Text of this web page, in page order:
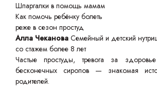
Шпаргалки в помощь мамам
Как помочь ребёнку болеть
реже в сезон простуд
Алла Чеканова Семейный и детский
со стажем более 8 лет
Частые простуды, тревога за
бесконечных сиропов — знакомая
родителей.